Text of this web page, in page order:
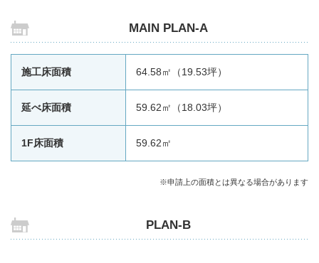
MAIN PLAN-A
施工床面積 64.58㎡（19.53坪）
延べ床面積 59.62㎡（18.03坪）
1F床面積 59.62㎡
※申請上の面積とは異なる場合があります
PLAN-B